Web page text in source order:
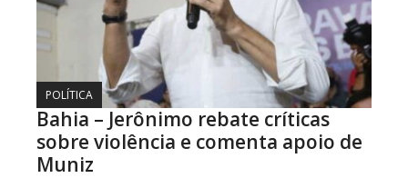
POLÍTICA
Bahia – Jerônimo rebate críticas
sobre violência e comenta apoio de
Muniz